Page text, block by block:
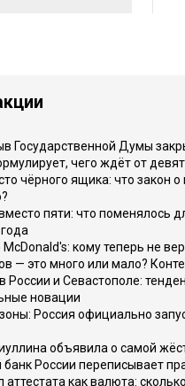
Государственной Думы
чего ждёт от
чёрного ящика: что закон
пяти: что поменялось
кому теперь не
— это много или мало?
России и Севастополе:
новации
Россия официально
объявила о самой
России переписывает
как валюта: